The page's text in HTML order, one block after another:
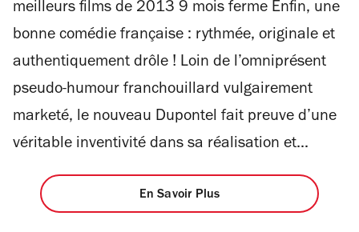
meilleurs films de 2013 9 mois ferme Enfin, une
bonne comédie française : rythmée, originale et
authentiquement drôle ! Loin de l’omniprésent
pseudo-humour franchouillard vulgairement
marketé, le nouveau Dupontel fait preuve d’une
véritable inventivité dans sa réalisation et...
En Savoir Plus